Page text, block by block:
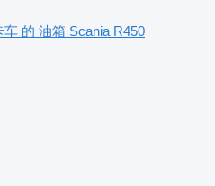
车 的 油箱 Scania R450